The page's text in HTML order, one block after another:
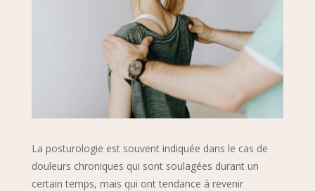
La posturologie est souvent indiquée dans le cas de
douleurs chroniques qui sont soulagées durant un
certain temps, mais qui ont tendance à revenir